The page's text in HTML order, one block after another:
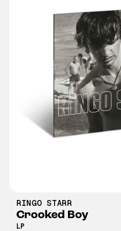
RINGO STARR
Crooked Boy
LP